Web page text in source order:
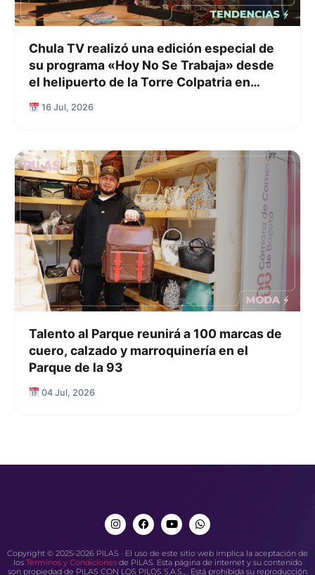
Chula TV realizó una edición especial de
su programa «Hoy No Se Trabaja» desde
el helipuerto de la Torre Colpatria en
Bogotá
16 Jul, 2026
Talento al Parque reunirá a 100 marcas de
cuero, calzado y marroquinería en el
Parque de la 93
04 Jul, 2026
Copyright © 2025-2026 PILAS · El uso de este sitio web implica la aceptación de
los Términos y Condicionesde PILAS. Esta página de internet y su contenido
son propiedad de PILAS CON LOS PILOS S.A.S., . Está prohibida su reproducción